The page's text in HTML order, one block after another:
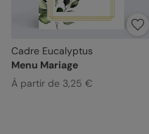
Cadre Eucalyptus
Menu Mariage
À partir de 3,25 €